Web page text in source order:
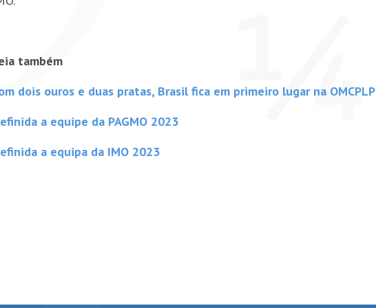
também
dois ouros e duas pratas, Brasil fica em primeiro lugar na OMCPLP
a equipe da PAGMO 2023
a equipa da IMO 2023